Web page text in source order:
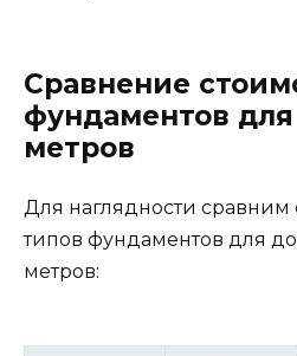
Сравнение
фундаментов
метров
Для наглядности сравним
типов фундаментов для
метров: